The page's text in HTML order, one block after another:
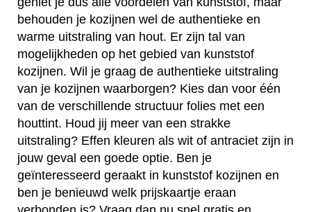
behouden je kozijnen wel de authentieke en
warme uitstraling van hout. Er zijn tal van
mogelijkheden op het gebied van kunststof
kozijnen. Wil je graag de authentieke uitstraling
van je kozijnen waarborgen? Kies dan voor één
van de verschillende structuur folies met een
houttint. Houd jij meer van een strakke
uitstraling? Effen kleuren als wit of antraciet zijn in
jouw geval een goede optie. Ben je
geïnteresseerd geraakt in kunststof kozijnen en
ben je benieuwd welk prijskaartje eraan